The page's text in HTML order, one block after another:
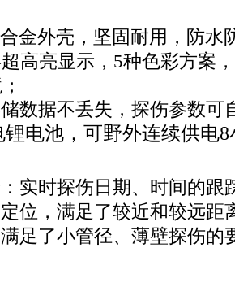
金外壳，坚固耐用，防水
高亮显示，5种色彩方案
；
数据不丢失，探伤参数可
电池，可野外连续供电8
实时探伤日期、时间的跟
位，满足了较近和较远距
足了小管径、薄壁探伤的